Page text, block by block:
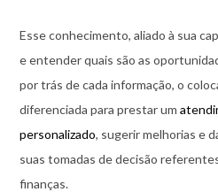
Esse conhecimento, aliado à sua
e entender quais são as
por trás de cada informação, o
diferenciada para prestar um
personalizado, sugerir melhorias e
suas tomadas de decisão
finanças.